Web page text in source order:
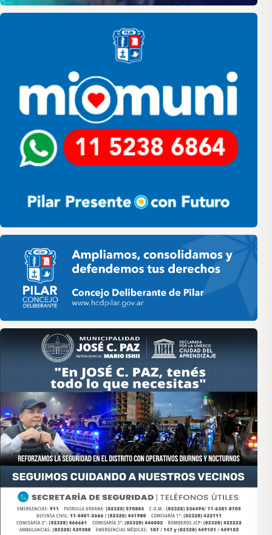
Pilar
Pilar HCD